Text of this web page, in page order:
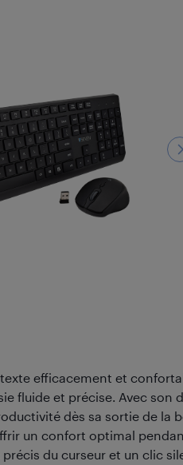
efficacement et
fluide et précise. Avec son
dès sa sortie de la
un confort optimal
du curseur et un clic